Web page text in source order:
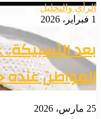
الرأي والتحليل
1 فبراير، 2026
بعد
المواطن
25 مارس، 2026